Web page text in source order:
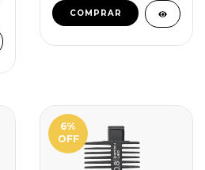
6%
OFF